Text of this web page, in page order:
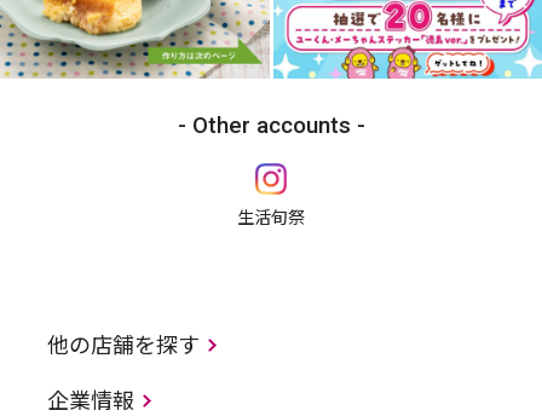
Other accounts
生活旬祭
他の店舗を探す
企業情報